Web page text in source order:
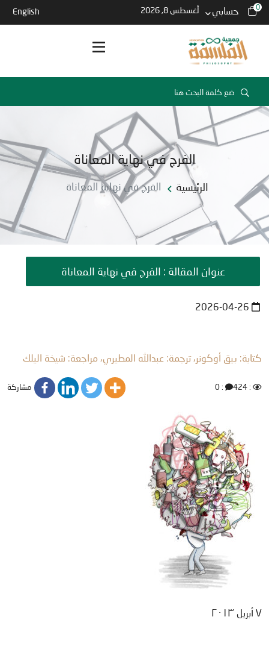
0 حسابي أغسطس 8, 2026 English
الفرج في نهاية المعاناة
الرئيسية الفرج في نهاية المعاناة
عنوان المقالة : الفرج في نهاية المعاناة
كتابة: بيق أوكونر، ترجمة: عبدالله المطيري، مراجعة: شيخة اليلك
: 424
: 0 مشاركة
٧ أبريل ٢٠١٣